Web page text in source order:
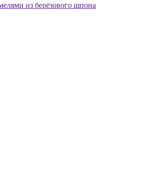
из берёзового шпона